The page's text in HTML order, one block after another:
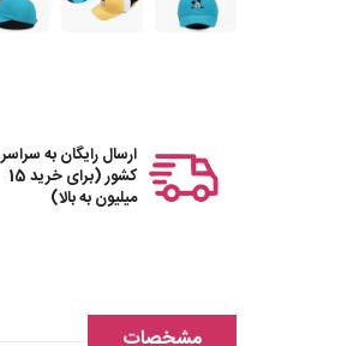
ارسال رایگان به سراسر
کشور (برای خرید 15
میلیون به بالا)